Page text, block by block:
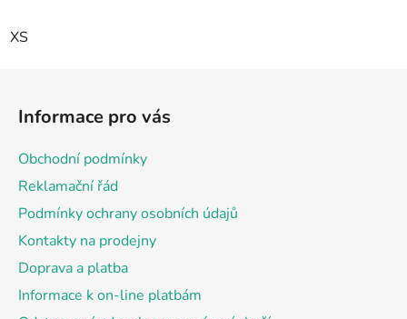
XS
Informace pro vás
Obchodní podmínky
Reklamační řád
Podmínky ochrany osobních údajů
Kontakty na prodejny
Doprava a platba
Informace k on-line platbám